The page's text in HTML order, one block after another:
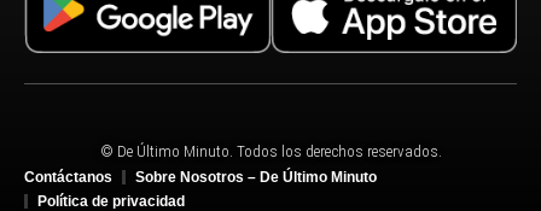
© De Último Minuto. Todos los derechos reservados.
Contáctanos
Sobre Nosotros – De Último Minuto
Política de privacidad